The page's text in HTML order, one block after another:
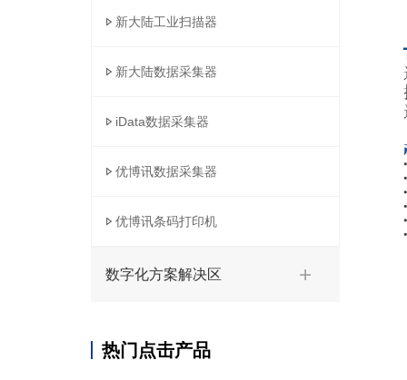
新大陆工业扫描器
新大陆数据采集器
iData数据采集器
优博讯数据采集器
优博讯条码打印机
数字化方案解决区
热门点击产品